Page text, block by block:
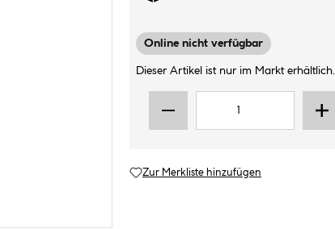
Online nicht verfügbar
Dieser Artikel ist nur im Markt erhältlich.
Zur Merkliste hinzufügen